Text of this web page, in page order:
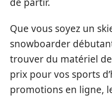
Que vous soyez un
snowboarder
trouver du matériel
prix pour vos sports
promotions en ligne,